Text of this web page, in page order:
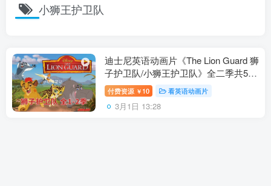
小狮王护卫队
迪士尼英语动画片《The Lion Guard 狮
子护卫队/小狮王护卫队》全二季共58
集，1080P高清视频带英文字幕，百度
云网盘下载！
付费资源 ￥ 10 看英语动画片
3月1日 13:28